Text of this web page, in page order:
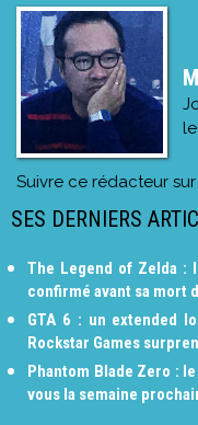
le
Suivre ce rédacteur sur
SES DERNIERS
The Legend of Zelda :
confirmé avant sa mort
GTA 6 : un extended
Rockstar Games
Phantom Blade Zero :
vous la semaine